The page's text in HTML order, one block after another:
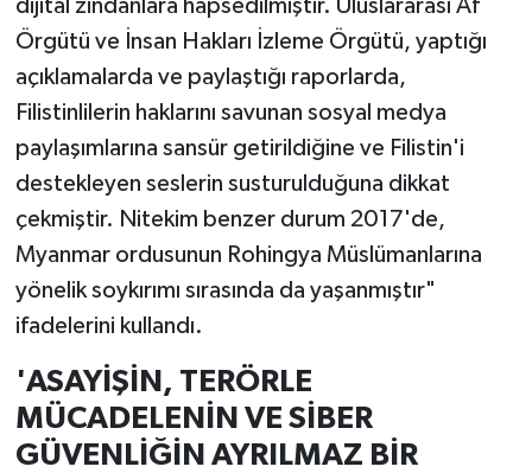
dijital zindanlara hapsedilmiştir. Uluslararası Af
Örgütü ve İnsan Hakları İzleme Örgütü, yaptığı
açıklamalarda ve paylaştığı raporlarda,
Filistinlilerin haklarını savunan sosyal medya
paylaşımlarına sansür getirildiğine ve Filistin'i
destekleyen seslerin susturulduğuna dikkat
çekmiştir. Nitekim benzer durum 2017'de,
Myanmar ordusunun Rohingya Müslümanlarına
yönelik soykırımı sırasında da yaşanmıştır"
ifadelerini kullandı.
'ASAYİŞİN, TERÖRLE
MÜCADELENİN VE SİBER
GÜVENLİĞİN AYRILMAZ BİR